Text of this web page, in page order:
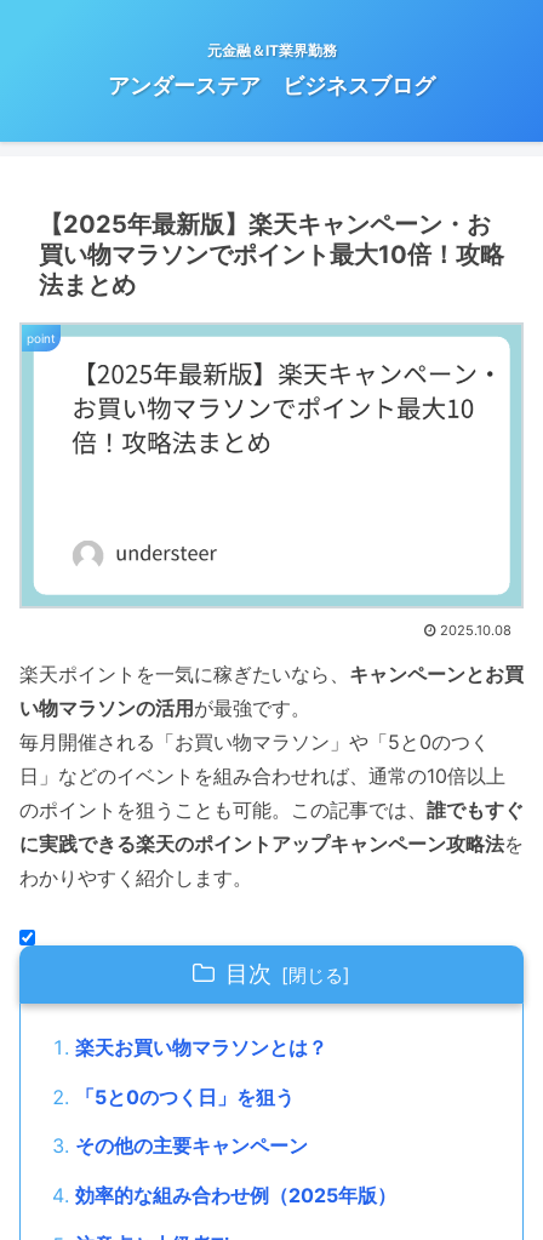
元金融＆IT業界勤務
アンダーステア ビジネスブログ
【2025年最新版】楽天キャンペーン・お
買い物マラソンでポイント最大10倍！攻略
法まとめ
point
2025.10.08
楽天ポイントを一気に稼ぎたいなら、 キャンペーンとお買
い物マラソンの活用が最強です。
毎月開催される「お買い物マラソン」や「5と0のつく
日」などのイベントを組み合わせれば、通常の10倍以上
のポイントを狙うことも可能。この記事では、 誰でもすぐ
に実践できる楽天のポイントアップキャンペーン攻略法を
わかりやすく紹介します。
目次
楽天お買い物マラソンとは？
「5と0のつく日」を狙う
その他の主要キャンペーン
効率的な組み合わせ例（2025年版）